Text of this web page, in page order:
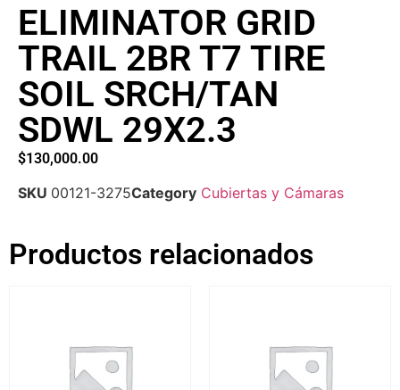
ELIMINATOR GRID
TRAIL 2BR T7 TIRE
SOIL SRCH/TAN
SDWL 29X2.3
$130,000.00
SKU 00121-3275Category Cubiertas y Cámaras
Productos relacionados